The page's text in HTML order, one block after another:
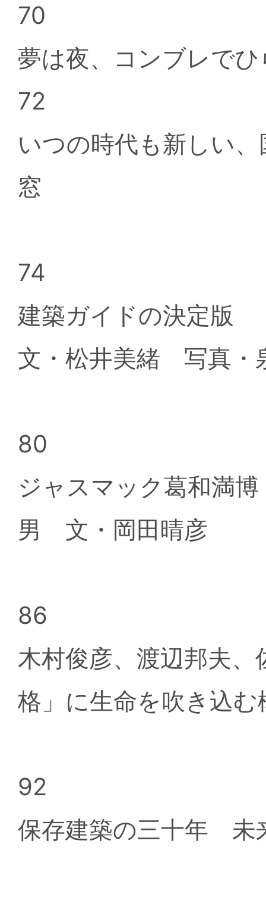
70
夢は夜、コンブレで
72
いつの時代も新しい
窓
74
建築ガイドの決定版
文・松井美緒 写真・
80
ジャスマック葛和満
男 文・岡田晴彦
86
木村俊彦、渡辺邦夫
格」に生命を吹き込
92
保存建築の三十年 未